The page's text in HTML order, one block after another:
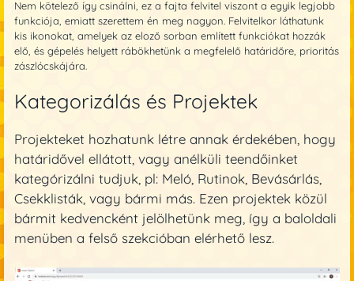
Nem kötelező így csinálni, ez a fajta felvitel viszont a egyik legjobb
funkciója, emiatt szerettem én meg nagyon. Felvitelkor láthatunk
kis ikonokat, amelyek az eloző sorban említett funkciókat hozzák
elő, és gépelés helyett rábökhetünk a megfelelő határidőre, prioritás
zászlócskájára.
Kategorizálás és Projektek
Projekteket hozhatunk létre annak érdekében, hogy
határidővel ellátott, vagy anélküli teendőinket
kategórizálni tudjuk, pl: Meló, Rutinok, Bevásárlás,
Csekklisták, vagy bármi más. Ezen projektek közül
bármit kedvencként jelölhetünk meg, így a baloldali
menüben a felső szekcióban elérhető lesz.